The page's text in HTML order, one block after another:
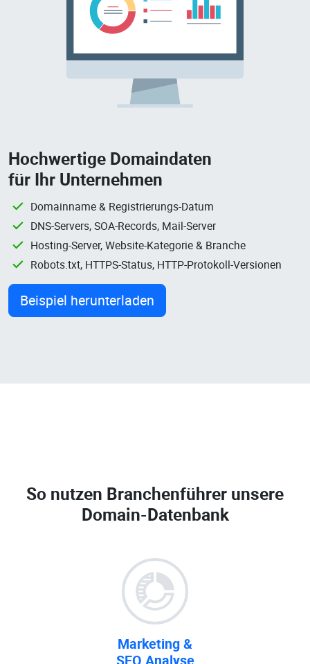
Hochwertige Domaindaten
für Ihr Unternehmen
Domainname & Registrierungs-Datum
DNS-Servers, SOA-Records, Mail-Server
Hosting-Server, Website-Kategorie & Branche
Robots.txt, HTTPS-Status, HTTP-Protokoll-Versionen
Beispiel herunterladen
So nutzen Branchenführer unsere
Domain-Datenbank
Marketing &
SEO Analyse